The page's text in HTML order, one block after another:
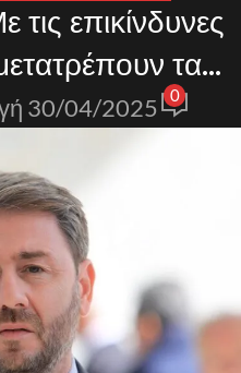
επικίνδυνες
τα
φαντάσματα»
30/04/2025 0